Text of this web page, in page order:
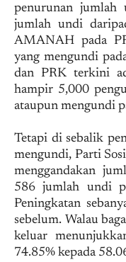
penurunan
jumlah undi
AMANAH pada
yang mengundi
dan PRK terkini
hampir 5,000
ataupun mengundi
Tetapi di sebalik
mengundi, Parti
menggandakan
586 jumlah undi
Peningkatan
sebelum. Walau
keluar
74.85% kepada